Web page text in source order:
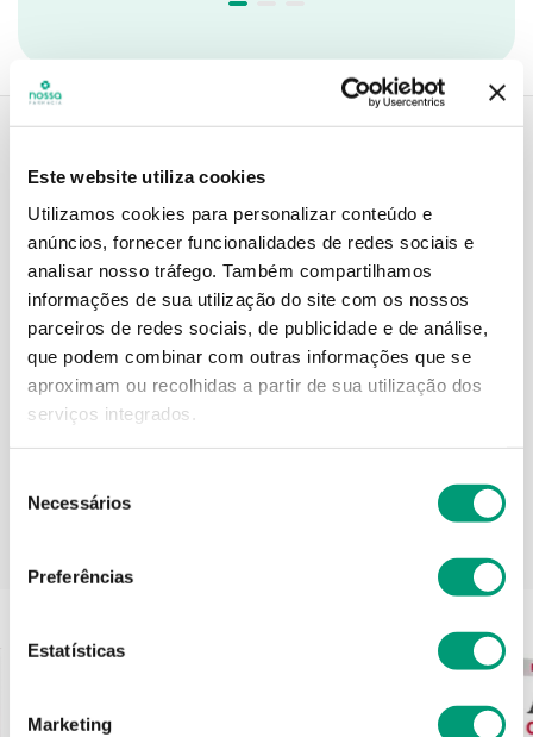
Este website utiliza cookies
Utilizamos cookies para personalizar conteúdo e
anúncios, fornecer funcionalidades de redes sociais e
analisar nosso tráfego. Também compartilhamos
informações de sua utilização do site com os nossos
parceiros de redes sociais, de publicidade e de análise,
que podem combinar com outras informações que se
aproximam ou recolhidas a partir de sua utilização dos
serviços integrados.
Necessários
Preferências
Estatísticas
Marketing
Descrição do Produto
Contra-indicações
Informações técnicas